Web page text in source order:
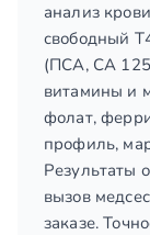
анализ
свободный
(ПСА, СА
витамины и
фолат,
профиль,
Результаты
вызов
заказе.